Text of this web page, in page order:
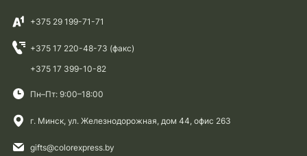
+375 29 199-71-71
+375 17 220-48-73 (факс)
+375 17 399-10-82
Пн–Пт: 9:00–18:00
г. Минск, ул. Железнодорожная, дом 44, офис 263
gifts@colorexpress.by